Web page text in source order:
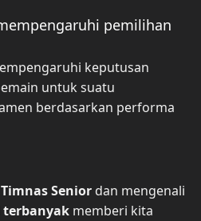
pemilihan
keputusan
untuk suatu
berdasarkan performa
Senior dan mengenali
terbanyak memberi kita